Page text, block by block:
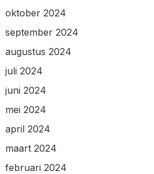
oktober 2024
september 2024
augustus 2024
juli 2024
juni 2024
mei 2024
april 2024
maart 2024
februari 2024